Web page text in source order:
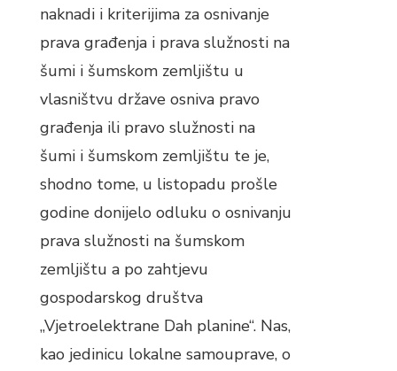
naknadi i kriterijima za osnivanje
prava građenja i prava služnosti na
šumi i šumskom zemljištu u
vlasništvu države osniva pravo
građenja ili pravo služnosti na
šumi i šumskom zemljištu te je,
shodno tome, u listopadu prošle
godine donijelo odluku o osnivanju
prava služnosti na šumskom
zemljištu a po zahtjevu
gospodarskog društva
„Vjetroelektrane Dah planine“. Nas,
kao jedinicu lokalne samouprave, o